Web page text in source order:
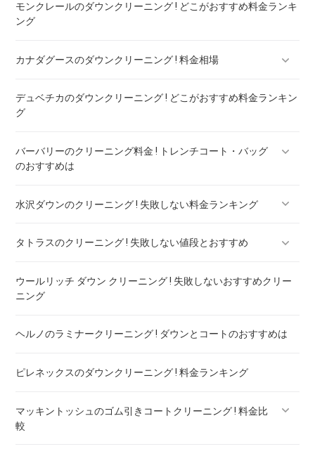
モンクレールのダウンクリーニング ! どこがおすすめ料金ランキ
ング
カナダグースのダウンクリーニング ! 料金相場
カナダグースのダウンのリペア ! 料金ランキング
デュベチカのダウンクリーニング ! どこがおすすめ料金ランキン
グ
バーバリーのクリーニング料金 ! トレンチコート・バッグ
のおすすめは
バーバリー ダウン クリーニング ! 料金ランキング
水沢ダウンのクリーニング ! 失敗しない料金ランキング
水沢ダウンのリペア ! 料金ランキング
タトラスのクリーニング ! 失敗しない値段とおすすめ
タトラスのダウンのリペア ! 料金ランキング
ウールリッチ ダウン クリーニング ! 失敗しないおすすめクリー
ニング
ヘルノのラミナークリーニング ! ダウンとコートのおすすめは
ピレネックスのダウンクリーニング ! 料金ランキング
マッキントッシュのゴム引きコートクリーニング ! 料金比
較